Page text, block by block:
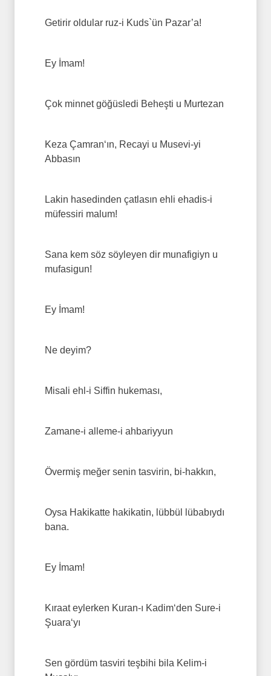
Getirir oldular ruz-i Kuds`ün Pazar’a!
Ey İmam!
Çok minnet göğüsledi Beheşti u Murtezan
Keza Çamran‘ın, Recayi u Musevi-yi
Abbasın
Lakin hasedinden çatlasın ehli ehadis-i
müfessiri malum!
Sana kem söz söyleyen dir munafigiyn u
mufasigun!
Ey İmam!
Ne deyim?
Misali ehl-i Siffin hukeması,
Zamane-i alleme-i ahbariyyun
Övermiş meğer senin tasvirin, bi-hakkın,
Oysa Hakikatte hakikatin, lübbül lübabıydı
bana.
Ey İmam!
Kıraat eylerken Kuran-ı Kadim‘den Sure-i
Şuara‘yı
Sen gördüm tasviri teşbihi bila Kelim-i